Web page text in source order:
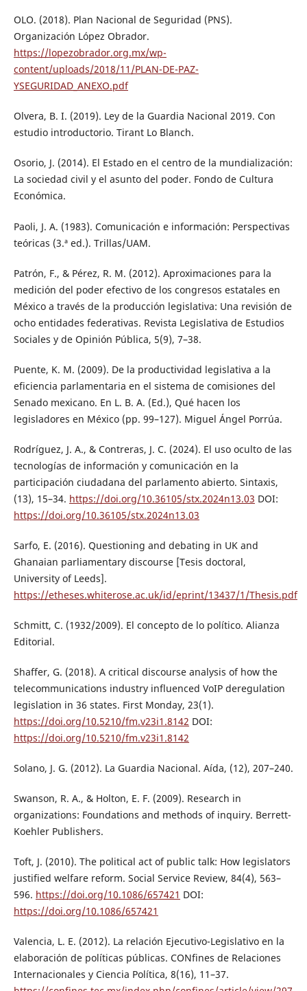
OLO. (2018). Plan Nacional de Seguridad (PNS).
Organización López Obrador.
https://lopezobrador.org.mx/wp-
content/uploads/2018/11/PLAN-DE-PAZ-
YSEGURIDAD_ANEXO.pdf
Olvera, B. I. (2019). Ley de la Guardia Nacional 2019. Con
estudio introductorio. Tirant Lo Blanch.
Osorio, J. (2014). El Estado en el centro de la mundialización:
La sociedad civil y el asunto del poder. Fondo de Cultura
Económica.
Paoli, J. A. (1983). Comunicación e información: Perspectivas
teóricas (3.ª ed.). Trillas/UAM.
Patrón, F., & Pérez, R. M. (2012). Aproximaciones para la
medición del poder efectivo de los congresos estatales en
México a través de la producción legislativa: Una revisión de
ocho entidades federativas. Revista Legislativa de Estudios
Sociales y de Opinión Pública, 5(9), 7–38.
Puente, K. M. (2009). De la productividad legislativa a la
eficiencia parlamentaria en el sistema de comisiones del
Senado mexicano. En L. B. A. (Ed.), Qué hacen los
legisladores en México (pp. 99–127). Miguel Ángel Porrúa.
Rodríguez, J. A., & Contreras, J. C. (2024). El uso oculto de las
tecnologías de información y comunicación en la
participación ciudadana del parlamento abierto. Sintaxis,
(13), 15–34. https://doi.org/10.36105/stx.2024n13.03 DOI:
https://doi.org/10.36105/stx.2024n13.03
Sarfo, E. (2016). Questioning and debating in UK and
Ghanaian parliamentary discourse [Tesis doctoral,
University of Leeds].
https://etheses.whiterose.ac.uk/id/eprint/13437/1/Thesis.pdf
Schmitt, C. (1932/2009). El concepto de lo político. Alianza
Editorial.
Shaffer, G. (2018). A critical discourse analysis of how the
telecommunications industry influenced VoIP deregulation
legislation in 36 states. First Monday, 23(1).
https://doi.org/10.5210/fm.v23i1.8142 DOI:
https://doi.org/10.5210/fm.v23i1.8142
Solano, J. G. (2012). La Guardia Nacional. Aída, (12), 207–240.
Swanson, R. A., & Holton, E. F. (2009). Research in
organizations: Foundations and methods of inquiry. Berrett-
Koehler Publishers.
Toft, J. (2010). The political act of public talk: How legislators
justified welfare reform. Social Service Review, 84(4), 563–
596. https://doi.org/10.1086/657421 DOI:
https://doi.org/10.1086/657421
Valencia, L. E. (2012). La relación Ejecutivo-Legislativo en la
elaboración de políticas públicas. CONfines de Relaciones
Internacionales y Ciencia Política, 8(16), 11–37.